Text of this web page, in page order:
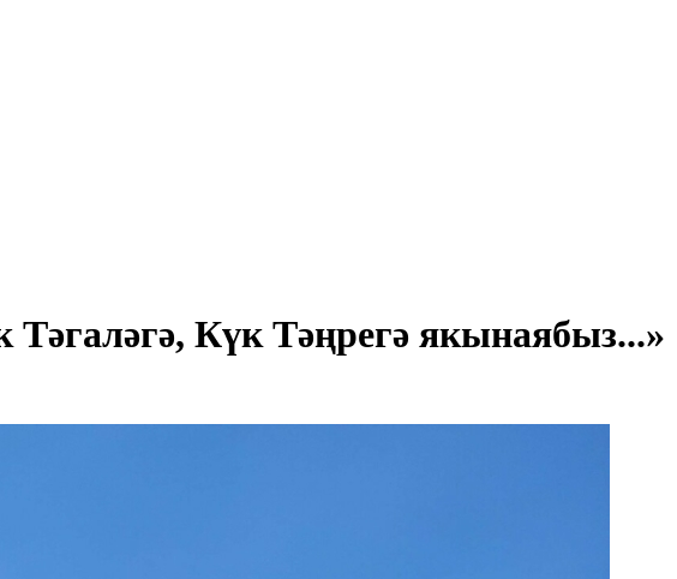
Күк Тәңрегә якынаябыз...»